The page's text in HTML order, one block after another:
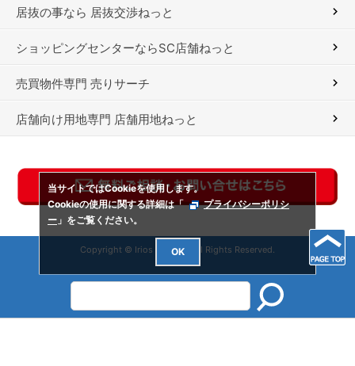
居抜の事なら 居抜交渉ねっと
ショッピングセンターならSC店舗ねっと
売買物件専門 売りサーチ
店舗向け用地専門 店舗用地ねっと
Copyright © Irios Co., Ltd. All Rights Reserved.
当サイトではCookieを使用します。
Cookieの使用に関する詳細は「
プライバシーポリシ
ー 」をご覧ください。
OK